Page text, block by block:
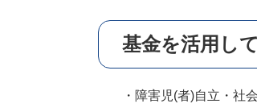
基金を活用し
・障害児(者)自立・社